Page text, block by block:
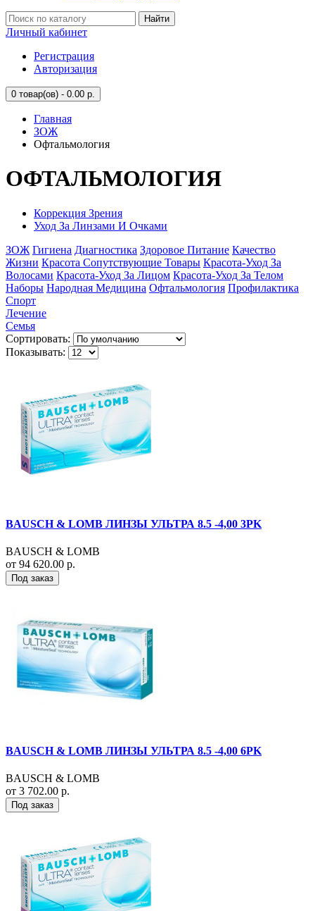
Найти
Личный кабинет
Регистрация
Авторизация
0 товар(ов) - 0.00 р.
Главная
ЗОЖ
Офтальмология
ОФТАЛЬМОЛОГИЯ
Коррекция Зрения
Уход За Линзами И Очками
ЗОЖ Гигиена Диагностика Здоровое Питание Качество
Жизни Красота Сопутствующие Товары Красота-Уход За
Волосами Красота-Уход За Лицом Красота-Уход За Телом
Наборы Народная Медицина Офтальмология Профилактика
Спорт
Лечение
Семья
Сортировать:
Показывать:
BAUSCH & LOMB ЛИНЗЫ УЛЬТРА 8.5 -4,00 3PK
BAUSCH & LOMB
от 94 620.00 р.
Под заказ
BAUSCH & LOMB ЛИНЗЫ УЛЬТРА 8.5 -4,00 6PK
BAUSCH & LOMB
от 3 702.00 р.
Под заказ